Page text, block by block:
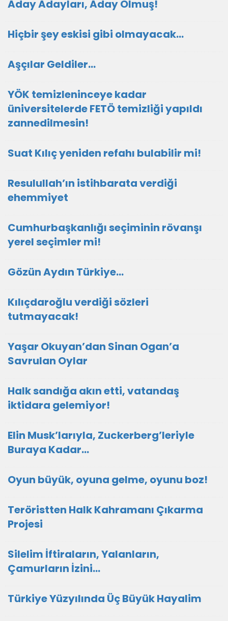
Aday Adayları, Aday Olmuş!
Hiçbir şey eskisi gibi olmayacak…
Aşçılar Geldiler…
YÖK temizleninceye kadar
üniversitelerde FETÖ temizliği yapıldı
zannedilmesin!
Suat Kılıç yeniden refahı bulabilir mi!
Resulullah’ın istihbarata verdiği
ehemmiyet
Cumhurbaşkanlığı seçiminin rövanşı
yerel seçimler mi!
Gözün Aydın Türkiye…
Kılıçdaroğlu verdiği sözleri
tutmayacak!
Yaşar Okuyan’dan Sinan Ogan’a
Savrulan Oylar
Halk sandığa akın etti, vatandaş
iktidara gelemiyor!
Elin Musk’larıyla, Zuckerberg’leriyle
Buraya Kadar…
Oyun büyük, oyuna gelme, oyunu boz!
Teröristten Halk Kahramanı Çıkarma
Projesi
Silelim İftiraların, Yalanların,
Çamurların İzini…
Türkiye Yüzyılında Üç Büyük Hayalim